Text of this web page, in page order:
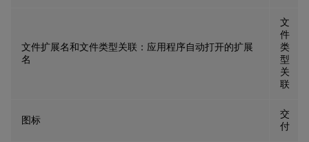
文件扩展名和文件类型关联：应用程序自动打开的扩展
名
文
件
类
型
关
联
图标
交
付